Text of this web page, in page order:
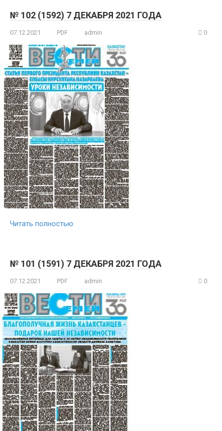
№ 102 (1592) 7 ДЕКАБРЯ 2021 ГОДА
07.12.2021 PDF admin 0
Читать полностью
№ 101 (1591) 7 ДЕКАБРЯ 2021 ГОДА
07.12.2021 PDF admin 0